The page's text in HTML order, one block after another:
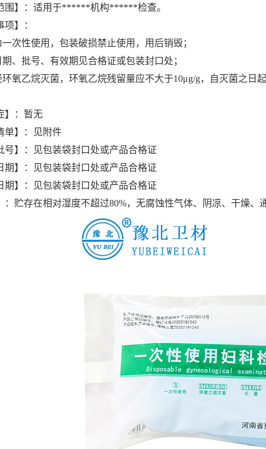
围】：适用于******机构******检查。
】：
一次性使用，包装破损禁止使用，用后销毁；
期、批号、有效期见合格证或包装封口处；
环氧乙烷灭菌，环氧乙烷残留量应不大于10μg/g，自灭菌之日
】：暂无
单】：见附件
号】：见包装袋封口处或产品合格证
期】：见包装袋封口处或产品合格证
期】：见包装袋封口处或产品合格证
：贮存在相对湿度不超过80%，无腐蚀性气体、阴凉、干燥、